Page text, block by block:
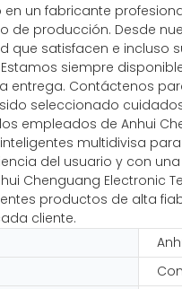
en un fabricante
de producción. Desde
que satisfacen e incluso
siempre
entrega. Contáctenos
sido seleccionado
empleados de Anhui
multidivisa
del usuario y con
Chenguang
productos de alta
cliente.